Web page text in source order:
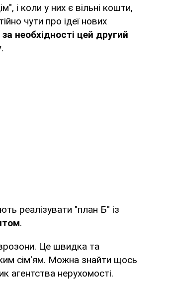
і коли у них є вільні кошти,
чути про ідеї нових
необхідності цей другий
.
реалізувати "план Б" із
.
Це швидка та
сім'ям. Можна знайти щось
агентства нерухомості.